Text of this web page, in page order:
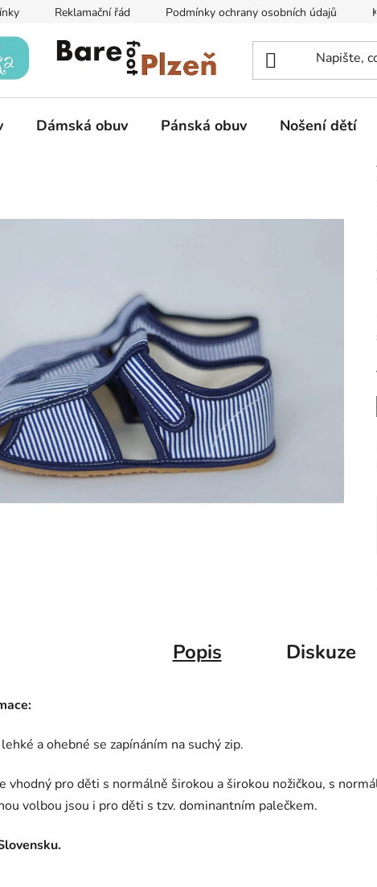
Reklamační řád Podmínky ochrany osobních údajů
Dámská obuv Pánská obuv Nošení dětí
Popis Diskuze
a ohebné se zapínáním na suchý zip.
vhodný pro děti s normálně širokou a širokou nožičkou, s
volbou jsou i pro děti s tzv. dominantním palečkem.